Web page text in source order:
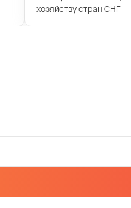
хозяйству стран СНГ